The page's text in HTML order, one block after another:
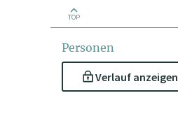
TOP
Personen
Verlauf anzeigen